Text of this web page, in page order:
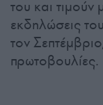
του και τιμούν
εκδηλώσεις
τον
πρωτοβουλίες.